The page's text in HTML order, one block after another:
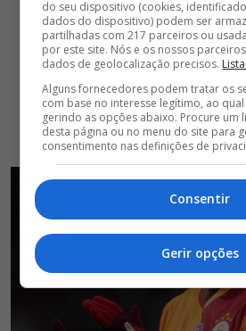
do seu dispositivo (cookies,
dados do dispositivo) podem ser
partilhadas com 217 parceiros ou
por este site. Nós e os nossos
dados de geolocalização precisos.
Alguns fornecedores podem tratar os
com base no interesse legítimo, ao
gerindo as opções abaixo. Procure um
desta página ou no menu do site para
consentimento nas definições de
Consentir
Gerir opções